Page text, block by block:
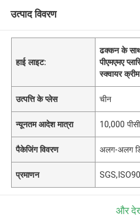
उत्पाद विवरण
हाई लाइट:
ढक्कन के साथ
पीएमएमए
स्क्वायर
उत्पत्ति के प्लेस चीन
न्यूनतम आदेश मात्रा 10,000
पैकेजिंग विवरण अलग-अलग
प्रमाणन
और